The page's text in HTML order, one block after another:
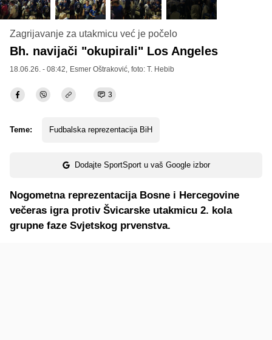
Zagrijavanje za utakmicu već je počelo
Bh. navijači "okupirali" Los Angeles
18.06.26. - 08:42, Esmer Oštraković, foto: T. Hebib
3
Teme: Fudbalska reprezentacija BiH
Dodajte SportSport u vaš Google izbor
Nogometna reprezentacija Bosne i Hercegovine
večeras igra protiv Švicarske utakmicu 2. kola
grupne faze Svjetskog prvenstva.